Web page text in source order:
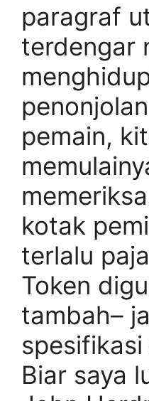
paragraf
terdengar
pemain,
kotak
terlalu
Token
tambah–
Biar saya